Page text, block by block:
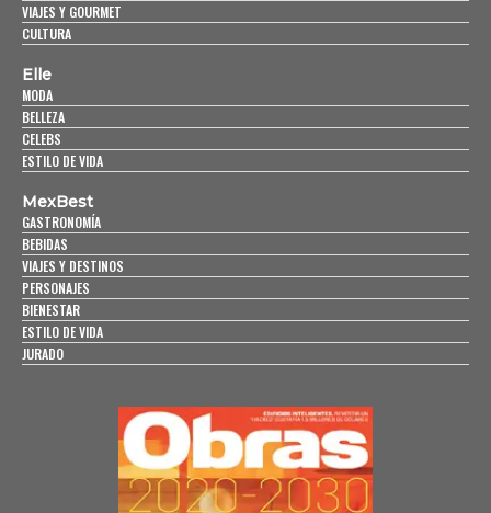
VIAJES Y GOURMET
CULTURA
Elle
MODA
BELLEZA
CELEBS
ESTILO DE VIDA
MexBest
GASTRONOMÍA
BEBIDAS
VIAJES Y DESTINOS
PERSONAJES
BIENESTAR
ESTILO DE VIDA
JURADO